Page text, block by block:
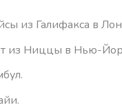
из Галифакса в
из Ниццы в Нью-